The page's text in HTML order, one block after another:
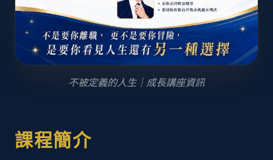
不被定義的人生｜成長講座資訊
課程簡介